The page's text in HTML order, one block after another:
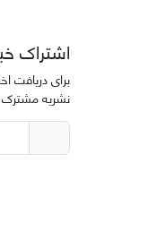
اشتراک
برای دریافت
نشریه